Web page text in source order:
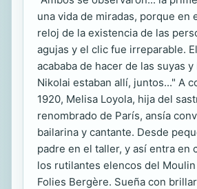
una vida de miradas, porque en
reloj de la existencia de las
agujas y el clic fue irreparable.
acababa de hacer de las suyas y
Nikolai estaban allí, juntos..." A
1920, Melisa Loyola, hija del
renombrado de París, ansía
bailarina y cantante. Desde
padre en el taller, y así entra en
los rutilantes elencos del
Folies Bergère. Sueña con